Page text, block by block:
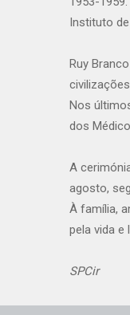
Instituto
Ruy
Nos
dos
A
agosto,
À família,
pela vida e
SPCir